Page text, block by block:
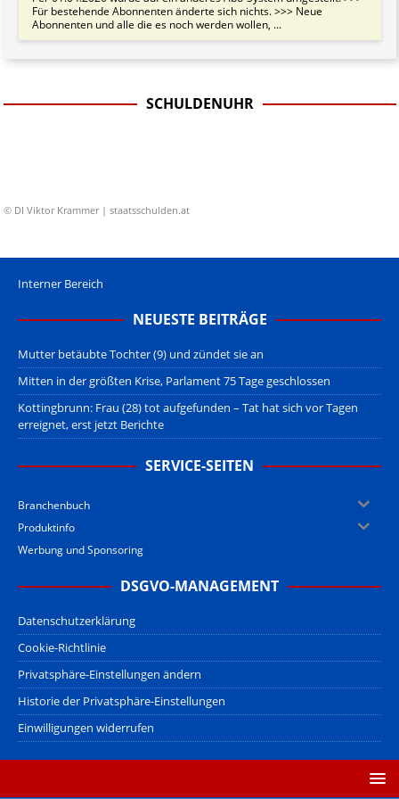
Für bestehende Abonnenten änderte sich nichts. >>> Neue
Abonnenten und alle die es noch werden wollen, ...
SCHULDENUHR
© DI Viktor Krammer | staatsschulden.at
Interner Bereich
NEUESTE BEITRÄGE
Mutter betäubte Tochter (9) und zündet sie an
Mitten in der größten Krise, Parlament 75 Tage geschlossen
Kottingbrunn: Frau (28) tot aufgefunden – Tat hat sich vor Tagen
erreignet, erst jetzt Berichte
SERVICE-SEITEN
Branchenbuch
Produktinfo
Werbung und Sponsoring
DSGVO-MANAGEMENT
Datenschutzerklärung
Cookie-Richtlinie
Privatsphäre-Einstellungen ändern
Historie der Privatsphäre-Einstellungen
Einwilligungen widerrufen